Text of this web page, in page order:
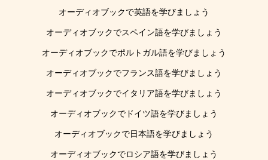
オーディオブックで英語を学びましょう
オーディオブックでスペイン語を学びましょう
オーディオブックでポルトガル語を学びましょう
オーディオブックでフランス語を学びましょう
オーディオブックでイタリア語を学びましょう
オーディオブックでドイツ語を学びましょう
オーディオブックで日本語を学びましょう
オーディオブックでロシア語を学びましょう